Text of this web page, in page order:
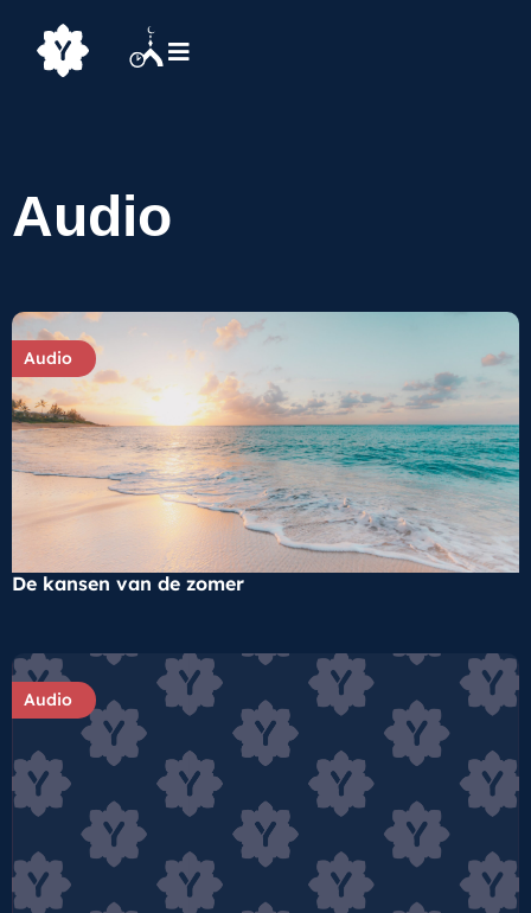
Audio
Audio
De kansen van de zomer
Audio